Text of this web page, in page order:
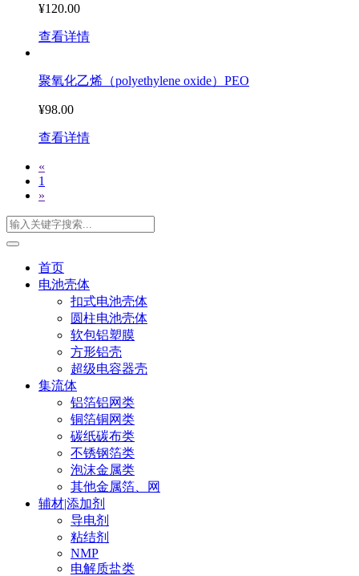
¥120.00
查看详情
聚氧化乙烯（polyethylene oxide）PEO
¥98.00
查看详情
«
1
»
首页
电池壳体
扣式电池壳体
圆柱电池壳体
软包铝塑膜
方形铝壳
超级电容器壳
集流体
铝箔铝网类
铜箔铜网类
碳纸碳布类
不锈钢箔类
泡沫金属类
其他金属箔、网
辅材|添加剂
导电剂
粘结剂
NMP
电解质盐类